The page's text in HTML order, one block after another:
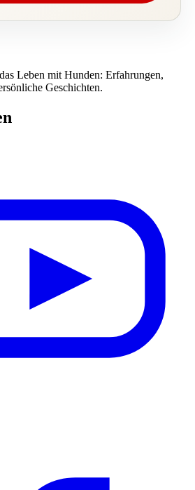
Leben mit Hunden: Erfahrungen,
Geschichten.